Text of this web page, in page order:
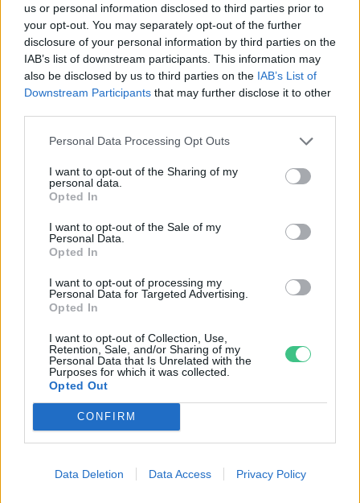
us or personal information disclosed to third parties prior to
your opt-out. You may separately opt-out of the further
disclosure of your personal information by third parties on the
IAB’s list of downstream participants. This information may
also be disclosed by us to third parties on the IAB’s List of
Downstream Participants that may further disclose it to other
Personal Data Processing Opt Outs
I want to opt-out of the Sharing of my
personal data.
Opted In
I want to opt-out of the Sale of my
Personal Data.
Opted In
I want to opt-out of processing my
Personal Data for Targeted Advertising.
Opted In
I want to opt-out of Collection, Use,
Retention, Sale, and/or Sharing of my
Personal Data that Is Unrelated with the
Purposes for which it was collected.
Opted Out
CONFIRM
Data Deletion Data Access Privacy Policy
Magyarország tele van gyönyörű növényekkel, így arborétumokkal
is. A jó idő beköszöntével érdemes minél többet felkeresni.
Szedd magad őszibarack: itt vannak
a legjobb lelőhelyek!
SZEMLE
Négy éven belül valósággá
válhatnak az elektromos
repülőjáratok Európában